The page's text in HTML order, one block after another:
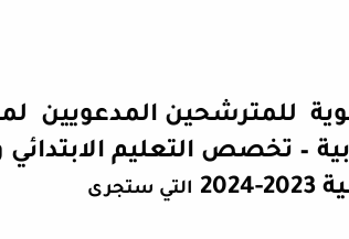
للمترشحين المدعويين
التي ستجرى